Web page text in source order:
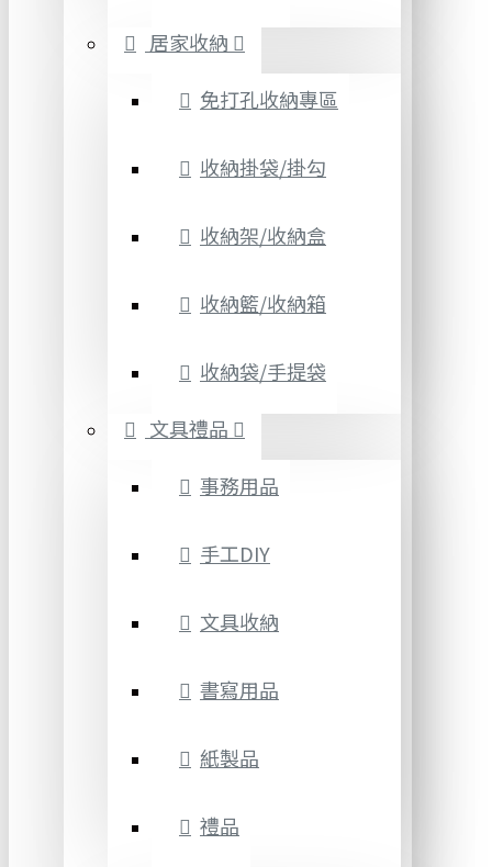
居家收納
免打孔收納專區
收納掛袋/掛勾
收納架/收納盒
收納籃/收納箱
收納袋/手提袋
文具禮品
事務用品
手工DIY
文具收納
書寫用品
紙製品
禮品